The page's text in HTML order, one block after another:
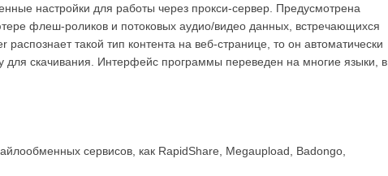
настройки для работы через прокси-сервер. Предусмотрена
флеш-роликов и потоковых аудио/видео данных, встречающихся
такой тип контента на веб-странице, то он автоматически
для скачивания. Интерфейс программы переведен на многие языки, в
сервисов, как RapidShare, Megaupload, Badongo,